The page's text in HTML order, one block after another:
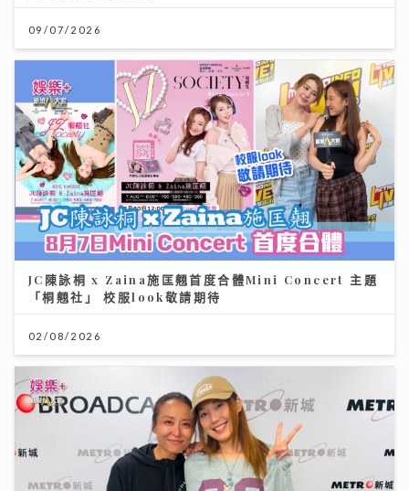
09/07/2026
JC陳詠桐 x Zaina施匡翹首度合體Mini Concert 主題
「桐翹社」 校服look敬請期待
02/08/2026